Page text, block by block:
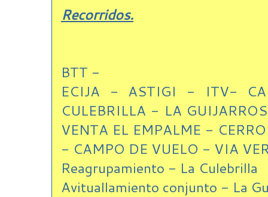
Recorridos.
BTT -
ECIJA - ASTIGI - ITV-
CULEBRILLA - LA
VENTA EL EMPALME -
- CAMPO DE VUELO - VIA
Reagrupamiento - La Culebrilla
Avituallamiento conjunto - La